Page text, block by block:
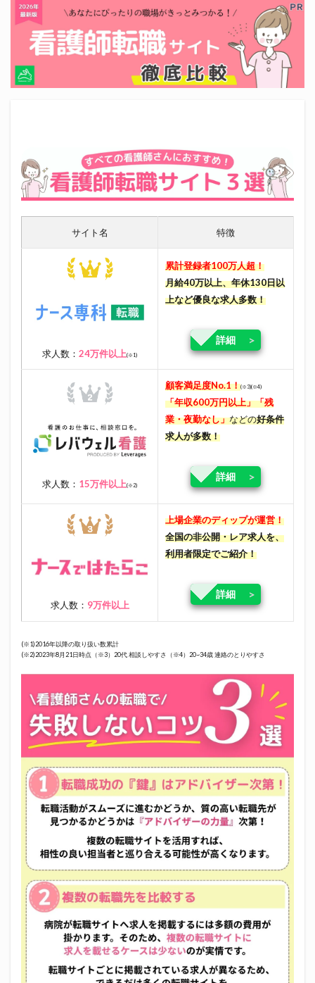
サイト名 特徴
求人数： 24万件以上(※1)
累計登録者100万人超！
月給40万以上、年休130日以
上など優良な求人多数！
詳細
求人数： 15万件以上(※2)
顧客満足度No.1！(※3)(※4)
「年収600万円以上」「残
業・夜勤なし」などの好条件
求人が多数！
詳細
求人数： 9万件以上
上場企業のディップが運営！
全国の非公開・レア求人を、
利用者限定でご紹介！
詳細
(※1)2016年以降の取り扱い数累計
(※2)2023年8月21日時点（※3）20代 相談しやすさ（※4）20~34歳 連絡のとりやすさ